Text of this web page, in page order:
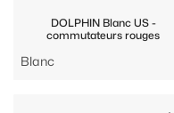
DOLPHIN Blanc US -
commutateurs rouges
Blanc